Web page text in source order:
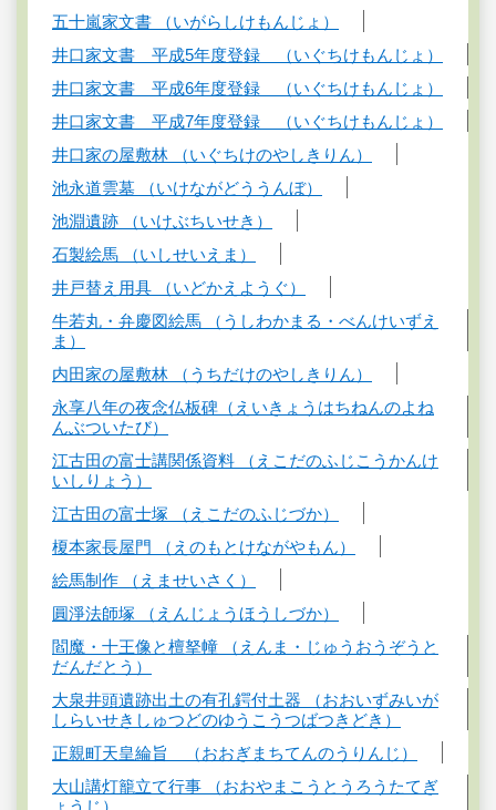
五十嵐家文書 （いがらしけもんじょ）
井口家文書 平成5年度登録 （いぐちけもんじょ）
井口家文書 平成6年度登録 （いぐちけもんじょ）
井口家文書 平成7年度登録 （いぐちけもんじょ）
井口家の屋敷林 （いぐちけのやしきりん）
池永道雲墓 （いけながどううんぼ）
池淵遺跡 （いけぶちいせき）
石製絵馬 （いしせいえま）
井戸替え用具 （いどかえようぐ）
牛若丸・弁慶図絵馬 （うしわかまる・べんけいずえ
ま）
内田家の屋敷林 （うちだけのやしきりん）
永享八年の夜念仏板碑（えいきょうはちねんのよね
んぶついたび）
江古田の富士講関係資料 （えこだのふじこうかんけ
いしりょう）
江古田の富士塚 （えこだのふじづか）
榎本家長屋門 （えのもとけながやもん）
絵馬制作 （えませいさく）
圓淨法師塚 （えんじょうほうしづか）
閻魔・十王像と檀拏幢 （えんま・じゅうおうぞうと
だんだとう）
大泉井頭遺跡出土の有孔鍔付土器 （おおいずみいが
しらいせきしゅつどのゆうこうつばつきどき）
正親町天皇綸旨 （おおぎまちてんのうりんじ）
大山講灯籠立て行事 （おおやまこうとうろうたてぎ